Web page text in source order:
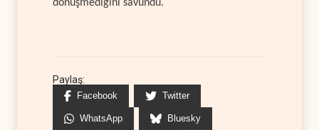
dönüşmediğini savundu.
Paylaş:
Facebook Twitter
WhatsApp Bluesky